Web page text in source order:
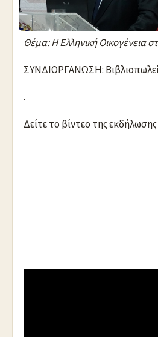
Θέμα: Η Ελληνική Οικογένεια
ΣΥΝΔΙΟΡΓΑΝΩΣΗ:
.
Δείτε το βίντεο της